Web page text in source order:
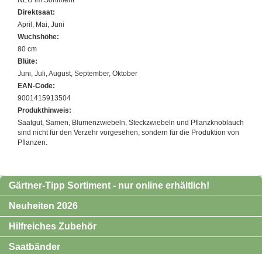
Direktsaat:
April, Mai, Juni
Wuchshöhe:
80 cm
Blüte:
Juni, Juli, August, September, Oktober
EAN-Code:
9001415913504
Produkthinweis:
Saatgut, Samen, Blumenzwiebeln, Steckzwiebeln und Pflanzknoblauch
sind nicht für den Verzehr vorgesehen, sondern für die Produktion von
Pflanzen.
Gärtner-Tipp Sortiment - nur online erhältlich!
Neuheiten 2026
Hilfreiches Zubehör
Saatbänder